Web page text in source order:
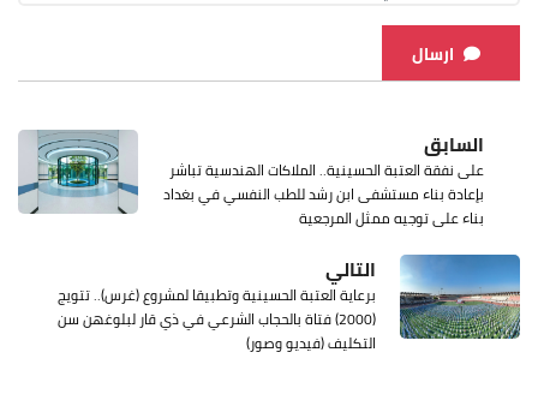
ارسال
السابق
على نفقة العتبة الحسينية.. الملاكات الهندسية تباشر
بإعادة بناء مستشفى ابن رشد للطب النفسي في بغداد
بناء على توجيه ممثل المرجعية
التالي
برعاية العتبة الحسينية وتطبيقا لمشروع (غرس).. تتويج
(2000) فتاة بالحجاب الشرعي في ذي قار لبلوغهن سن
التكليف (فيديو وصور)